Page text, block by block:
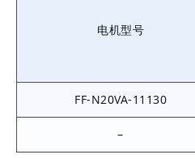
电机型号
FF-N20VA-11130
–